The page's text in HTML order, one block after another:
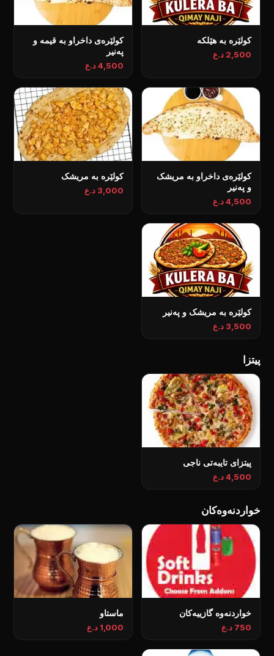
کولێرە بە هێلکە
2,500 د.ع
کولێرەی داخراو بە قیمە و
پەنیر
4,500 د.ع
کولێرەی داخراو بە مریشک
و پەنیر
4,500 د.ع
کولێرە بە مریشک
3,000 د.ع
کولێرە بە مریشک و پەنیر
3,500 د.ع
پیتزا
پیتزای تایبەتی ناجی
4,500 د.ع
خواردنەوەکان
خواردنەوە گازییەکان
750 د.ع
ماستاو
1,000 د.ع